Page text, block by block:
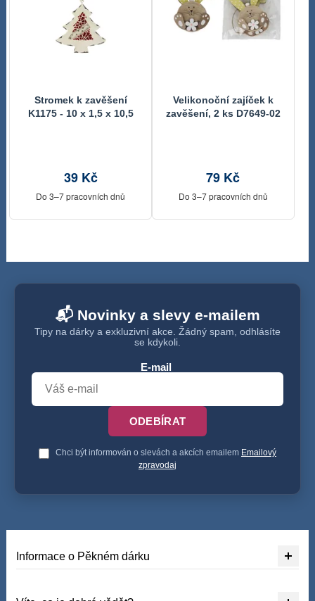
Stromek k zavěšení
K1175 - 10 x 1,5 x 10,5
39 Kč
Do 3–7 pracovních dnů
Velikonoční zajíček k
zavěšení, 2 ks D7649-02
79 Kč
Do 3–7 pracovních dnů
📬 Novinky a slevy e-mailem
Tipy na dárky a exkluzivní akce. Žádný spam, odhlásíte
se kdykoli.
E-mail
ODEBÍRAT
Chci být informován o slevách a akcích emailem Emailový
zpravodaj
Informace o Pěkném dárku